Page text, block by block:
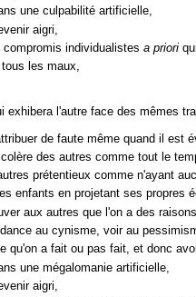
une culpabilité artificielle,
aigri,
compromis individualistesa priori
les maux,
exhibera l'autre face des mêmes
de faute même quand il est
des autres comme tout le
prétentieux comme n'ayant
enfants en projetant ses propres
aux autres que l'on a des
au cynisme, voir au
qu'on a fait ou pas fait, et donc
une mégalomanie artificielle,
aigri,